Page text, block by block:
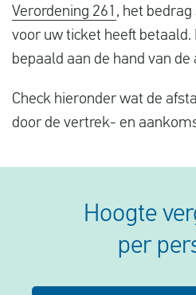
Verordening 261 , het
voor uw ticket heeft betaald.
bepaald aan de hand van
Check hieronder wat de
door de vertrek- en
Hoogte
per